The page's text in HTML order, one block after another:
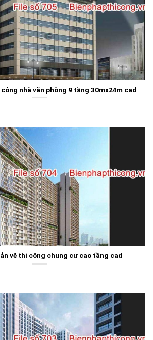
nhà văn phòng 9 tầng 30mx24m cad
vẽ thi công chung cư cao tầng cad